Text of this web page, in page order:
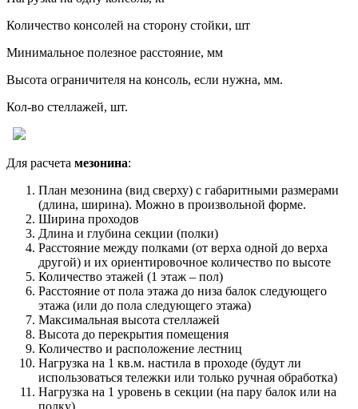
Количество консолей на сторону стойки, шт
Минимальное полезное расстояние, мм
Высота ограничителя на консоль, если нужна, мм.
Кол-во стеллажей, шт.
Для расчета мезонина:
План мезонина (вид сверху) с габаритными размерами
(длина, ширина). Можно в произвольной форме.
Ширина проходов
Длина и глубина секции (полки)
Расстояние между полками (от верха одной до верха
другой) и их ориентировочное количество по высоте
Количество этажей (1 этаж – пол)
Расстояние от пола этажа до низа балок следующего
этажа (или до пола следующего этажа)
Максимальная высота стеллажей
Высота до перекрытия помещения
Количество и расположение лестниц
Нагрузка на 1 кв.м. настила в проходе (будут ли
использоваться тележки или только ручная обработка)
Нагрузка на 1 уровень в секции (на пару балок или на
полку)